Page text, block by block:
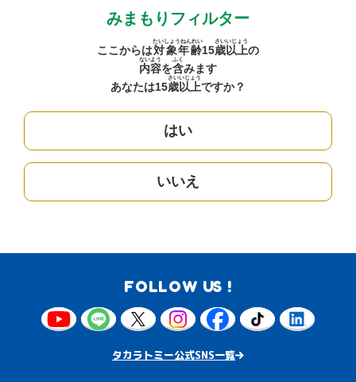
みまもりフィルター
ここからは対象年齢
たいしょうねんれい
15歳
さい
以上
いじょう
の
内容
ないよう
を含
ふく
みます
あなたは15歳
さい
以上
いじょう
ですか？
はい
いいえ
FOLLOW US !
タカラトミー公式SNS一覧